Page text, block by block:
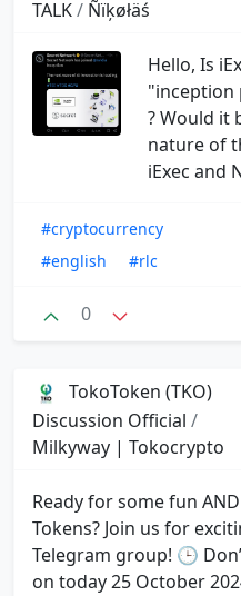
TALK/ Ñïķøłäś
Hello, Is
"inception
? Would it
nature of
iExec and
#cryptocurrency
#english
#rlc
0
TokoToken (TKO)
Discussion Official /
Milkyway | Tokocrypto
Ready for some fun
Tokens? Join us for
Telegram group! 🕒
on today 25 October